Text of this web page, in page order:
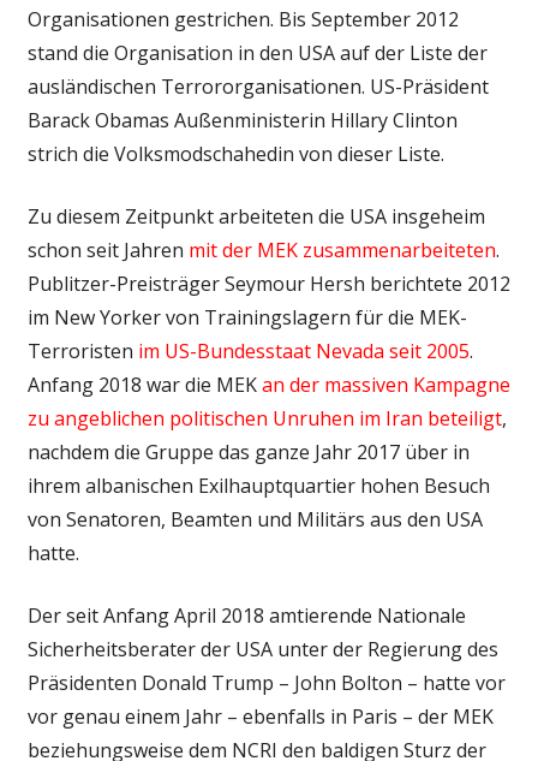
Organisationen gestrichen. Bis September 2012
stand die Organisation in den USA auf der Liste der
ausländischen Terrororganisationen. US-Präsident
Barack Obamas Außenministerin Hillary Clinton
strich die Volksmodschahedin von dieser Liste.
Zu diesem Zeitpunkt arbeiteten die USA insgeheim
schon seit Jahren mit der MEK zusammenarbeiteten.
Publitzer-Preisträger Seymour Hersh berichtete 2012
im New Yorker von Trainingslagern für die MEK-
Terroristen im US-Bundesstaat Nevada seit 2005.
Anfang 2018 war die MEKan der massiven Kampagne
zu angeblichen politischen Unruhen im Iran beteiligt,
nachdem die Gruppe das ganze Jahr 2017 über in
ihrem albanischen Exilhauptquartier hohen Besuch
von Senatoren, Beamten und Militärs aus den USA
hatte.
Der seit Anfang April 2018 amtierende Nationale
Sicherheitsberater der USA unter der Regierung des
Präsidenten Donald Trump – John Bolton – hatte vor
vor genau einem Jahr – ebenfalls in Paris – der MEK
beziehungsweise dem NCRI den baldigen Sturz der